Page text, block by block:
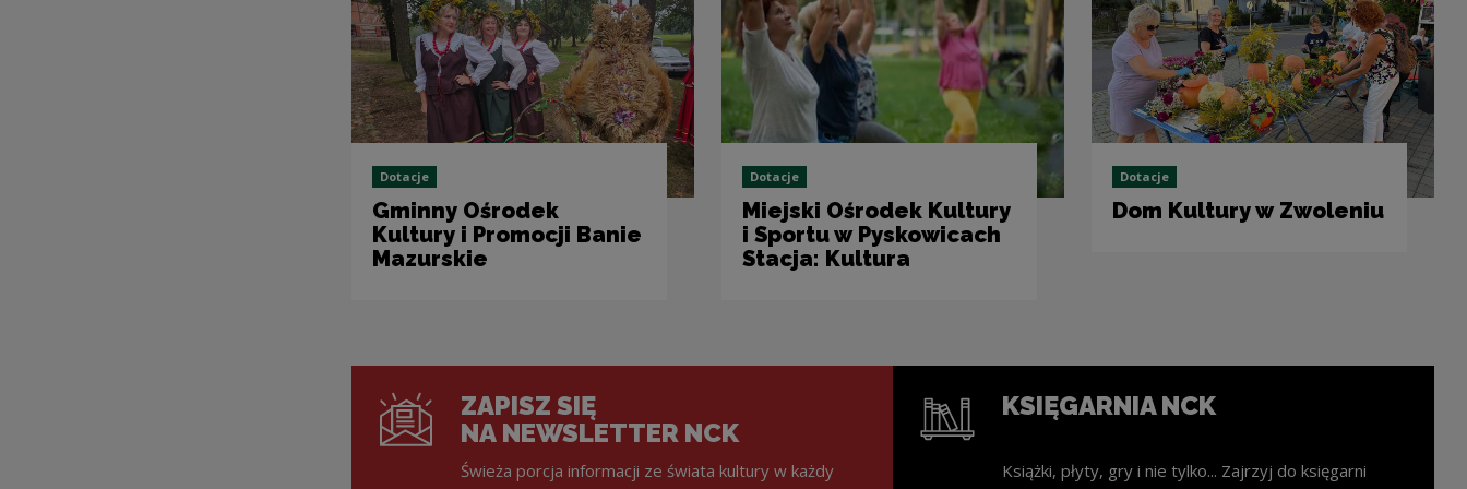
Dotacje
Gminny Ośrodek
Kultury i Promocji Banie
Mazurskie
Dotacje
Miejski Ośrodek Kultury
i Sportu w Pyskowicach
Stacja: Kultura
Dotacje
Dom Kultury w Zwoleniu
ZAPISZ SIĘ
NA NEWSLETTER NCK
Świeża porcja informacji ze świata kultury w każdy
KSIĘGARNIA NCK
Książki, płyty, gry i nie tylko... Zajrzyj do księgarni